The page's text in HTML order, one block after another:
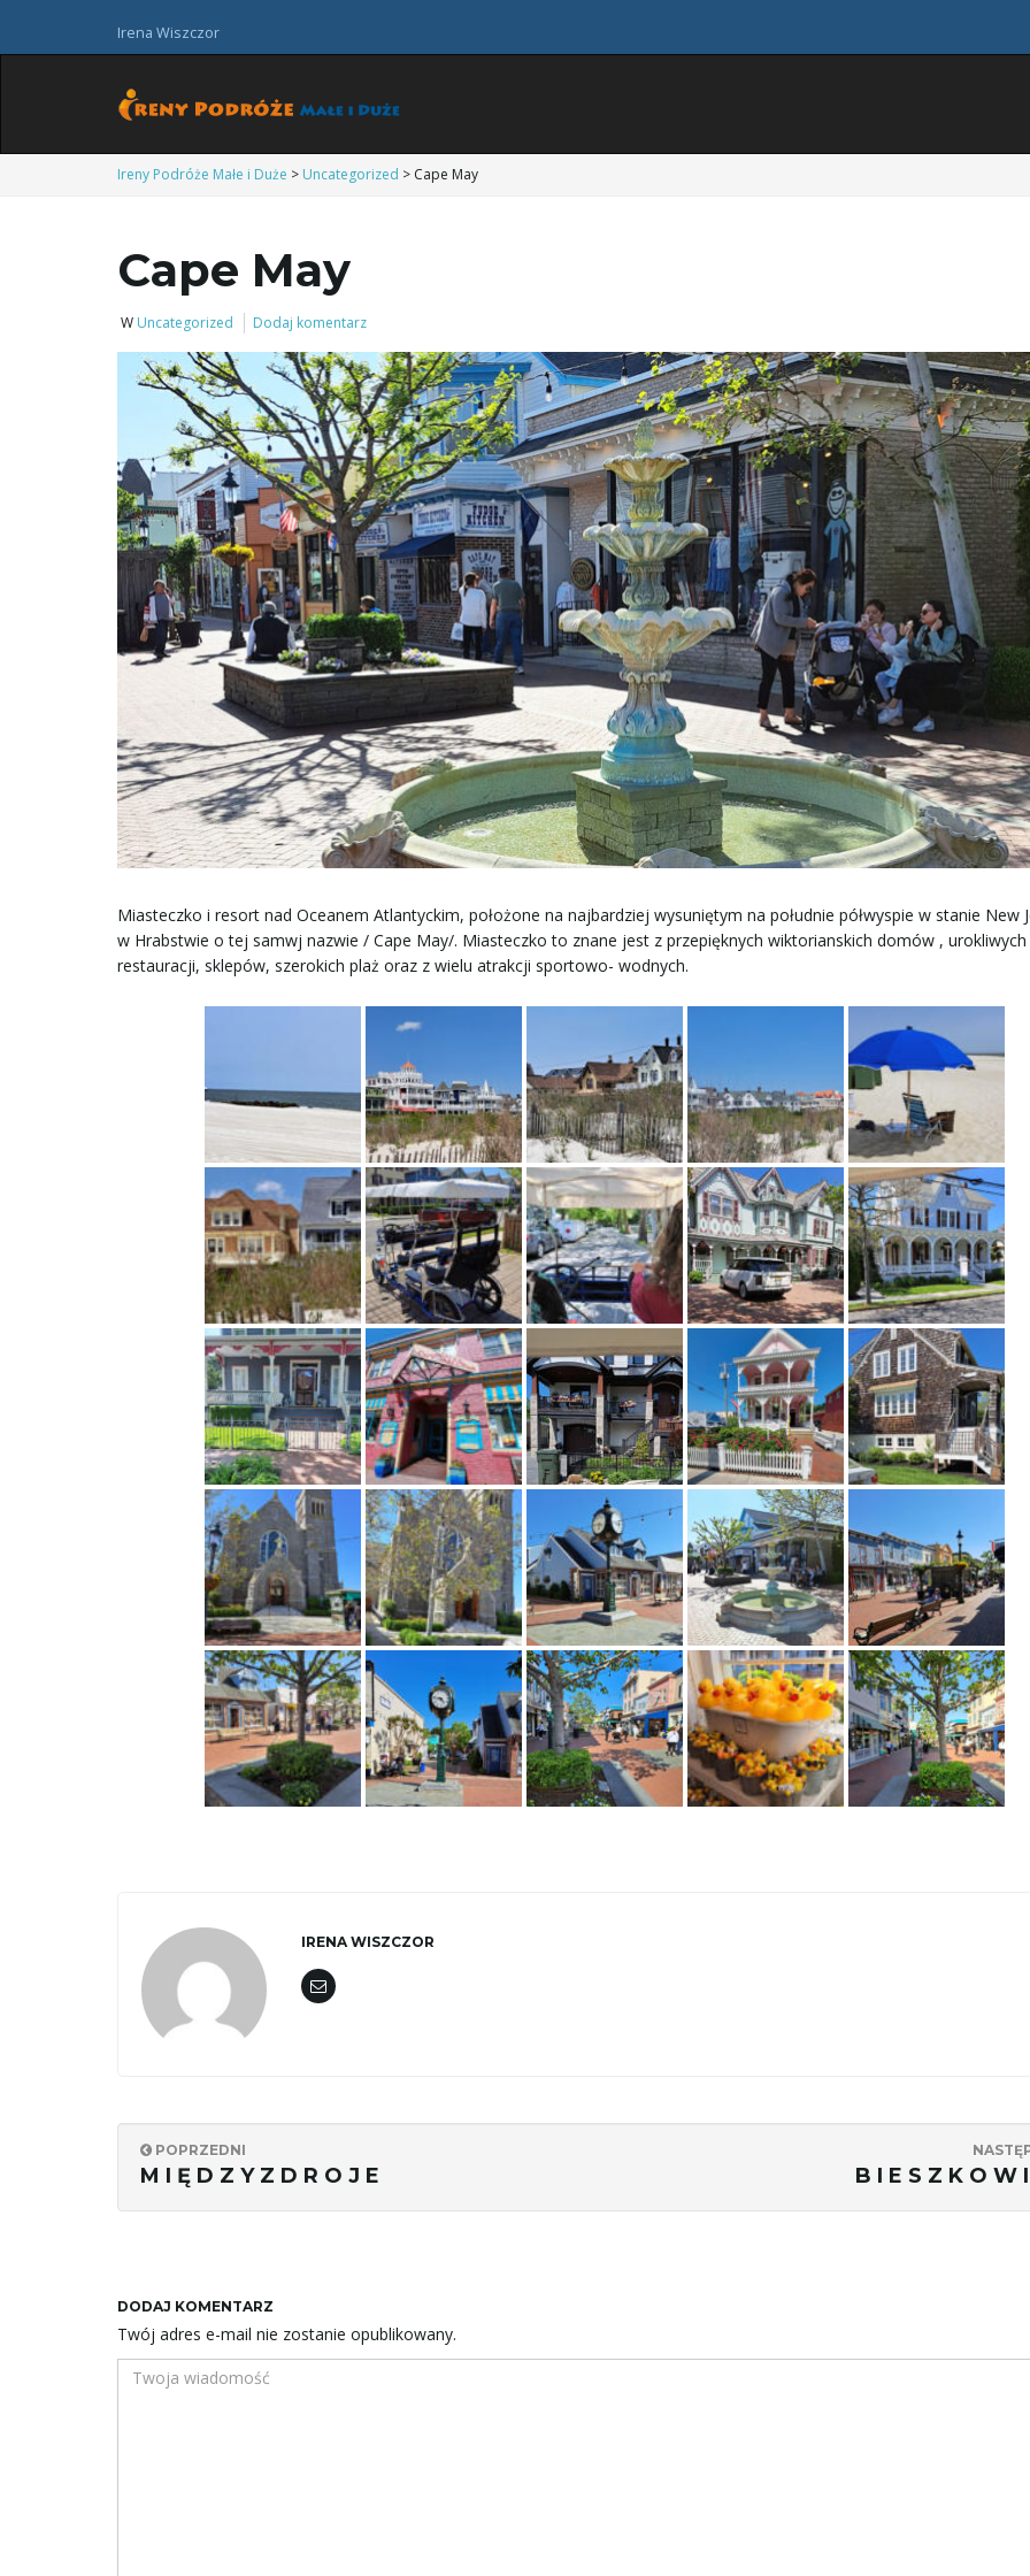
Irena Wiszczor
Ireny Podróże Małe i Duże > Uncategorized > Cape May
Cape May
W Uncategorized Dodaj komentarz
Miasteczko i resort nad Oceanem Atlantyckim, położone na najbardziej wysuniętym na południe półwyspie w stanie New
w Hrabstwie o tej samwj nazwie / Cape May/. Miasteczko to znane jest z przepięknych wiktorianskich domów , urokliwych
restauracji, sklepów, szerokich plaż oraz z wielu atrakcji sportowo- wodnych.
IRENA WISZCZOR
POPRZEDNI
M I Ę D Z Y Z D R O J E B I E S Z K O W
DODAJ KOMENTARZ
Twój adres e-mail nie zostanie opublikowany.